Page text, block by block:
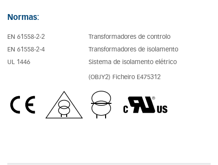
Normas:
EN 61558-2-2
Transformadores de controlo
EN 61558-2-4
Transformadores de isolamento
UL 1446
Sistema de isolamento elétrico
(OBJY2) Ficheiro E475312